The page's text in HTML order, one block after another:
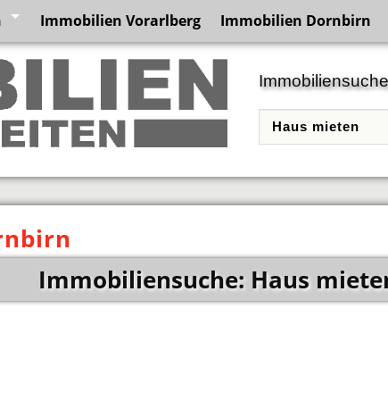
Immobilien Vorarlberg Immobilien Dornbirn
Immobiliensuche
Immobiliensuche: Haus